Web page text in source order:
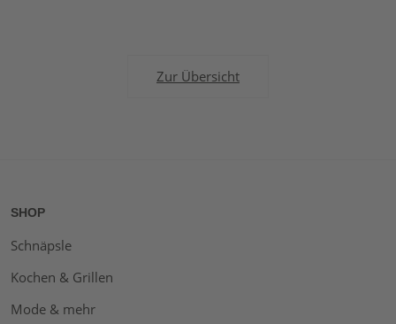
Zur Übersicht
SHOP
Schnäpsle
Kochen & Grillen
Mode & mehr